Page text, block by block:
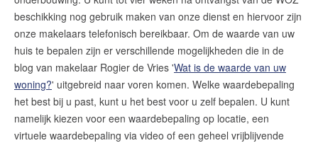
beschikking nog gebruik maken van onze dienst en hiervoor zijn
onze makelaars telefonisch bereikbaar. Om de waarde van uw
huis te bepalen zijn er verschillende mogelijkheden die in de
blog van makelaar Rogier de Vries 'Wat is de waarde van uw
woning?' uitgebreid naar voren komen. Welke waardebepaling
het best bij u past, kunt u het best voor u zelf bepalen. U kunt
namelijk kiezen voor een waardebepaling op locatie, een
virtuele waardebepaling via video of een geheel vrijblijvende